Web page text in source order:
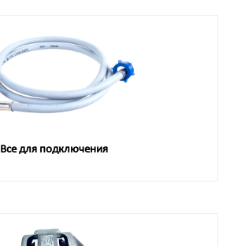
Все для подключения